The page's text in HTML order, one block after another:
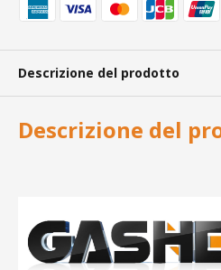
Descrizione del prodotto
Descrizione del